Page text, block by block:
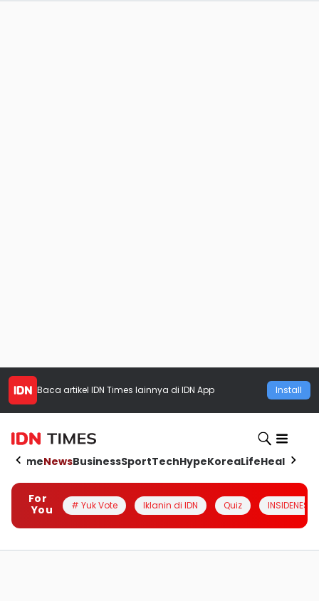
Baca artikel IDN Times lainnya di IDN App Install
HomeNewsBusinessSportTechHypeKoreaLifeHealth
For
You
# Yuk Vote Iklanin di IDN Quiz INSIDENESIA